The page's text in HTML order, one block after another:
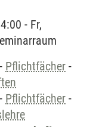
- Fr,
- Pflichtfächer -
- Pflichtfächer -